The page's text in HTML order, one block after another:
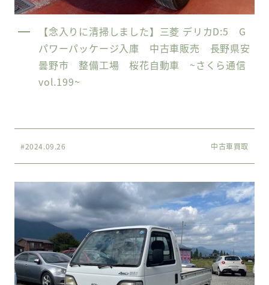
【念入りに清掃しました】三菱 デリカD:5 G
パワーパッケージ入庫 中古車販売 長野県安
曇野市 整備工場 桜花自動車 ~さくら通信
vol.199~
#2024.09.26 中古車買取